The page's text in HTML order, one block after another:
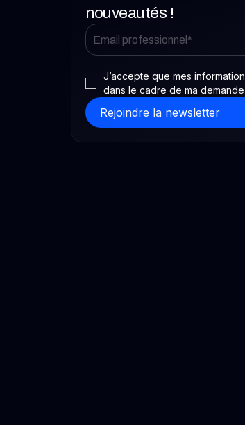
nouveautés !
J’accepte que mes
dans le cadre de ma demande